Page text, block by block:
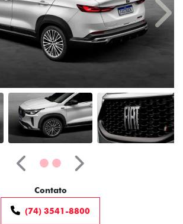
Anterior Próximo
Contato
(74) 3541-8800